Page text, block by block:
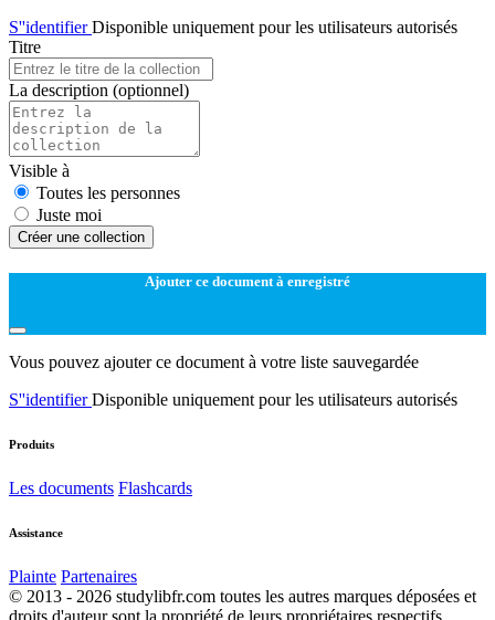
S''identifierDisponible uniquement pour les utilisateurs autorisés
Titre
La description (optionnel)
Visible à
Toutes les personnes
Juste moi
Créer une collection
Ajouter ce document à enregistré
Vous pouvez ajouter ce document à votre liste sauvegardée
S''identifierDisponible uniquement pour les utilisateurs autorisés
Produits
Les documents Flashcards
Assistance
Plainte Partenaires
© 2013 - 2026 studylibfr.com toutes les autres marques déposées et
droits d'auteur sont la propriété de leurs propriétaires respectifs